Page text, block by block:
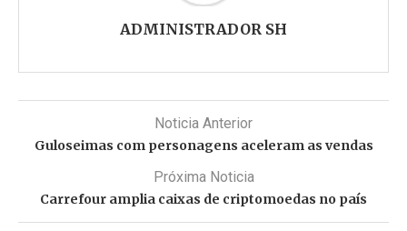
ADMINISTRADOR SH
Noticia Anterior
Guloseimas com personagens aceleram as vendas
Próxima Noticia
Carrefour amplia caixas de criptomoedas no país